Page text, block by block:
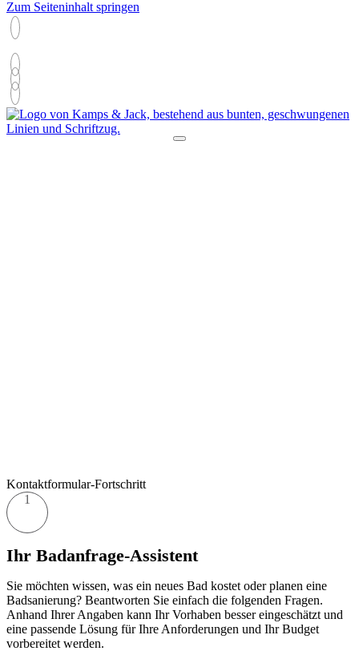
Zum Seiteninhalt springen
05254/6620620
Kontaktformular-Fortschritt
1
Ihr Badanfrage-Assistent
Sie möchten wissen, was ein neues Bad kostet oder planen eine
Badsanierung? Beantworten Sie einfach die folgenden Fragen.
Anhand Ihrer Angaben kann Ihr Vorhaben besser eingeschätzt und
eine passende Lösung für Ihre Anforderungen und Ihr Budget
vorbereitet werden.